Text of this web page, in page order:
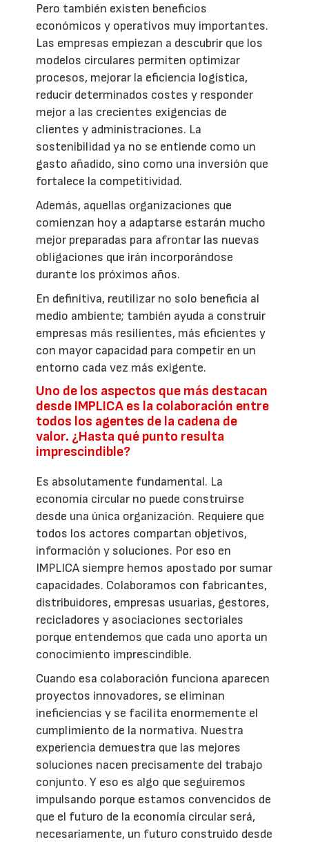
Pero también existen beneficios
económicos y operativos muy importantes.
Las empresas empiezan a descubrir que los
modelos circulares permiten optimizar
procesos, mejorar la eficiencia logística,
reducir determinados costes y responder
mejor a las crecientes exigencias de
clientes y administraciones. La
sostenibilidad ya no se entiende como un
gasto añadido, sino como una inversión que
fortalece la competitividad.
Además, aquellas organizaciones que
comienzan hoy a adaptarse estarán mucho
mejor preparadas para afrontar las nuevas
obligaciones que irán incorporándose
durante los próximos años.
En definitiva, reutilizar no solo beneficia al
medio ambiente; también ayuda a construir
empresas más resilientes, más eficientes y
con mayor capacidad para competir en un
entorno cada vez más exigente.
Uno de los aspectos que más destacan
desde IMPLICA es la colaboración entre
todos los agentes de la cadena de
valor. ¿Hasta qué punto resulta
imprescindible?
Es absolutamente fundamental. La
economía circular no puede construirse
desde una única organización. Requiere que
todos los actores compartan objetivos,
información y soluciones. Por eso en
IMPLICA siempre hemos apostado por sumar
capacidades. Colaboramos con fabricantes,
distribuidores, empresas usuarias, gestores,
recicladores y asociaciones sectoriales
porque entendemos que cada uno aporta un
conocimiento imprescindible.
Cuando esa colaboración funciona aparecen
proyectos innovadores, se eliminan
ineficiencias y se facilita enormemente el
cumplimiento de la normativa. Nuestra
experiencia demuestra que las mejores
soluciones nacen precisamente del trabajo
conjunto. Y eso es algo que seguiremos
impulsando porque estamos convencidos de
que el futuro de la economía circular será,
necesariamente, un futuro construido desde